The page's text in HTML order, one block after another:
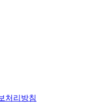
처리방침